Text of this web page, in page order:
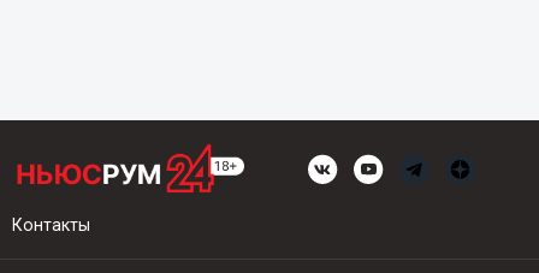
Контакты